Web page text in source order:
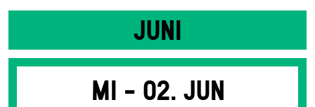
JUNI
Mi - 02. Jun